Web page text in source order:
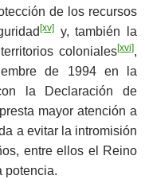
de los recursos
[xv]
y, también la
coloniales[xvi],
de 1994 en la
la Declaración de
mayor atención a
a evitar la intromisión
entre ellos el Reino
potencia.